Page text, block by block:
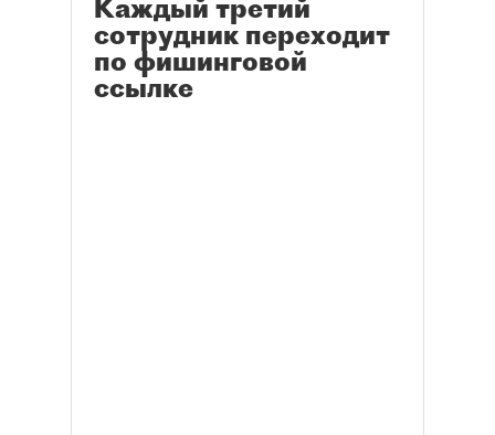
Каждый третий
сотрудник переходит
по фишинговой
ссылке